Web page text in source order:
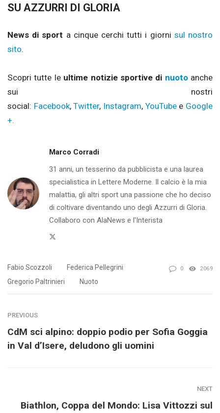
SU AZZURRI DI GLORIA
News di sport a cinque cerchi tutti i giorni sul nostro
sito.
Scopri tutte le ultime notizie sportive di nuoto anche
sui nostri
social: Facebook,Twitter, Instagram, YouTubee Google
+.
Marco Corradi
31 anni, un tesserino da pubblicista e una laurea
specialistica in Lettere Moderne. Il calcio è la mia
malattia, gli altri sport una passione che ho deciso
di coltivare diventando uno degli Azzurri di Gloria.
Collaboro con AlaNews e l'Interista
Fabio Scozzoli
Federica Pellegrini
Gregorio Paltrinieri
Nuoto
0 2069
PREVIOUS
CdM sci alpino: doppio podio per Sofia Goggia
in Val d’Isere, deludono gli uomini
NEXT
Biathlon, Coppa del Mondo: Lisa Vittozzi sul